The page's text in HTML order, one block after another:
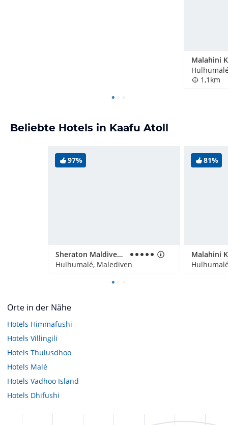
1,1km
Beliebte Hotels in Kaafu Atoll
97%
Sheraton Maldives Full Moon Resort & Spa
Hulhumalé, Malediven
81%
Orte in der Nähe
Hotels Himmafushi
Hotels Villingili
Hotels Thulusdhoo
Hotels Malé
Hotels Vadhoo Island
Hotels Dhifushi